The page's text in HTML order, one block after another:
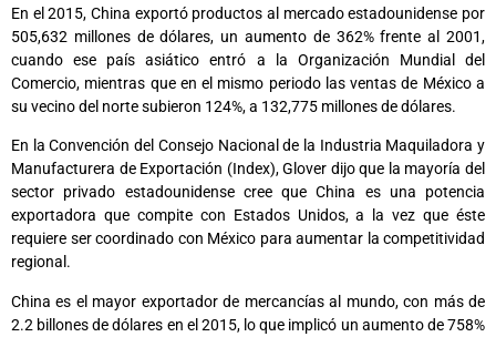
En el 2015, China exportó productos al mercado estadounidense por
505,632 millones de dólares, un aumento de 362% frente al 2001,
cuando ese país asiático entró a la Organización Mundial del
Comercio, mientras que en el mismo periodo las ventas de México a
su vecino del norte subieron 124%, a 132,775 millones de dólares.
En la Convención del Consejo Nacional de la Industria Maquiladora y
Manufacturera de Exportación (Index), Glover dijo que la mayoría del
sector privado estadounidense cree que China es una potencia
exportadora que compite con Estados Unidos, a la vez que éste
requiere ser coordinado con México para aumentar la competitividad
regional.
China es el mayor exportador de mercancías al mundo, con más de
2.2 billones de dólares en el 2015, lo que implicó un aumento de 758%